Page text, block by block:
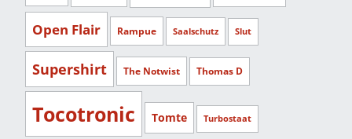
Open Flair Rampue Saalschutz Slut
Supershirt The Notwist Thomas D
Tocotronic Tomte Turbostaat